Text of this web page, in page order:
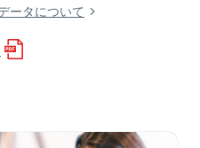
ータについて